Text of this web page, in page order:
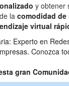
y obtener
la comodidad de
virtual
Experto en
Conozca
gran